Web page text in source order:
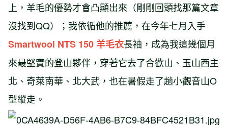
上，羊毛的優勢才會凸顯出來（剛剛回頭找那篇文章
沒找到QQ）；我依循他的推薦，在今年七月入手
Smartwool NTS 150 羊毛衣長袖，成為我這幾個月
來最堅實的登山夥伴，穿著它去了合歡山、玉山西主
北、奇萊南華、北大武，也在暑假走了趟小觀音山O
型縱走。